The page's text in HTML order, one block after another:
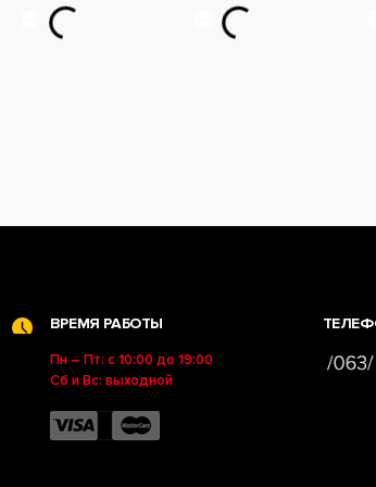
ВРЕМЯ РАБОТЫ
Пн – Пт: с 10:00 до 19:00
Сб и Вс: выходной